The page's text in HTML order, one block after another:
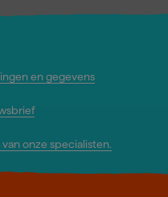
en gegevens
onze specialisten.